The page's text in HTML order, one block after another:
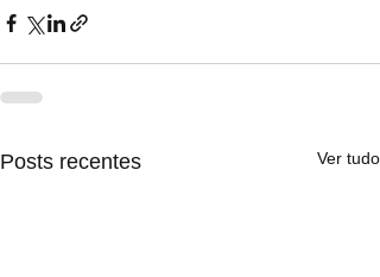
Posts recentes Ver tudo